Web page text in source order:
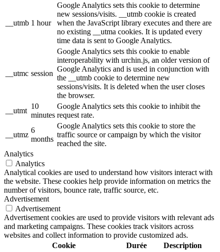
__utmb 1 hour
Google Analytics sets this cookie to determine
new sessions/visits. __utmb cookie is created
when the JavaScript library executes and there are
no existing __utma cookies. It is updated every
time data is sent to Google Analytics.
__utmc session
Google Analytics sets this cookie to enable
interoperability with urchin.js, an older version of
Google Analytics and is used in conjunction with
the __utmb cookie to determine new
sessions/visits. It is deleted when the user closes
the browser.
__utmt
10
minutes
Google Analytics sets this cookie to inhibit the
request rate.
__utmz
6
months
Google Analytics sets this cookie to store the
traffic source or campaign by which the visitor
reached the site.
Analytics
Analytics
Analytical cookies are used to understand how visitors interact with
the website. These cookies help provide information on metrics the
number of visitors, bounce rate, traffic source, etc.
Advertisement
Advertisement
Advertisement cookies are used to provide visitors with relevant ads
and marketing campaigns. These cookies track visitors across
websites and collect information to provide customized ads.
Cookie
Durée
Description